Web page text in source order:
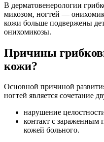
В дерматовенерологии
микозом, ногтей —
кожи больше подвержены
онихомикозы.
Причины
кожи?
Основной причиной
ногтей является сочетание
нарушение
контакт с зараженным
кожей больного.